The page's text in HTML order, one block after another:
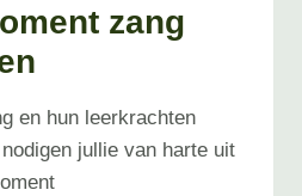
zang
en hun leerkrachten
jullie van harte uit